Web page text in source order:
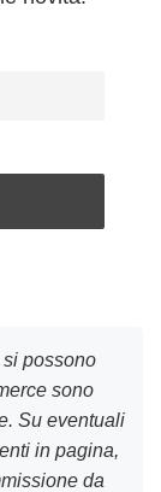
possono
sono
Su eventuali
in pagina,
da